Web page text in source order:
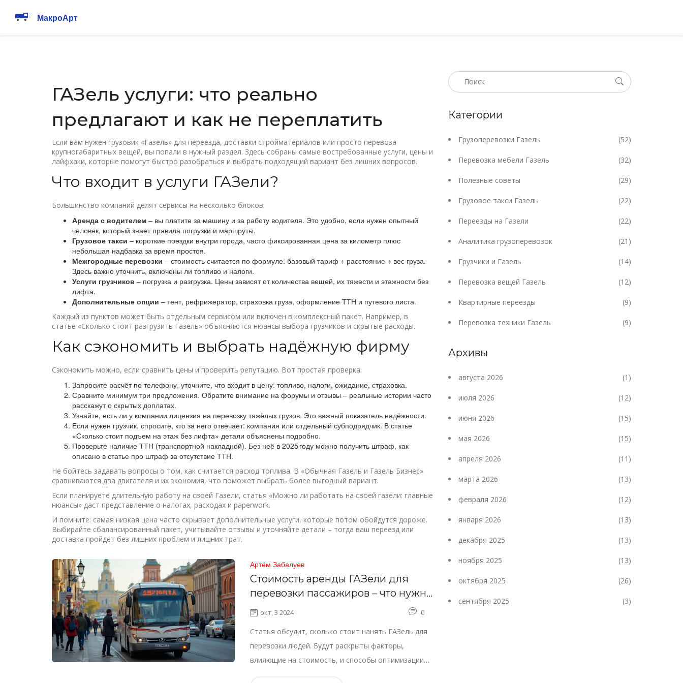
ГАЗель услуги: что реально
предлагают и как не переплатить
Если вам нужен грузовик «Газель» для переезда, доставки стройматериалов или просто перевоза
крупногабаритных вещей, вы попали в нужный раздел. Здесь собраны самые востребованные услуги, цены и
лайфхаки, которые помогут быстро разобраться и выбрать подходящий вариант без лишних вопросов.
Что входит в услуги ГАЗели?
Большинство компаний делят сервисы на несколько блоков:
Аренда с водителем – вы платите за машину и за работу водителя. Это удобно, если нужен опытный
человек, который знает правила погрузки и маршруты.
Грузовое такси – короткие поездки внутри города, часто фиксированная цена за километр плюс
небольшая надбавка за время простоя.
Межгородные перевозки – стоимость считается по формуле: базовый тариф + расстояние + вес груза.
Здесь важно уточнить, включены ли топливо и налоги.
Услуги грузчиков – погрузка и разгрузка. Цены зависят от количества вещей, их тяжести и этажности без
лифта.
Дополнительные опции – тент, рефрижератор, страховка груза, оформление ТТН и путевого листа.
Каждый из пунктов может быть отдельным сервисом или включен в комплексный пакет. Например, в
статье «Сколько стоит разгрузить Газель» объясняются нюансы выбора грузчиков и скрытые расходы.
Как сэкономить и выбрать надёжную фирму
Сэкономить можно, если сравнить цены и проверить репутацию. Вот простая проверка:
Запросите расчёт по телефону, уточните, что входит в цену: топливо, налоги, ожидание, страховка.
Сравните минимум три предложения. Обратите внимание на форумы и отзывы – реальные истории часто
расскажут о скрытых доплатах.
Узнайте, есть ли у компании лицензия на перевозку тяжёлых грузов. Это важный показатель надёжности.
Если нужен грузчик, спросите, кто за него отвечает: компания или отдельный субподрядчик. В статье
«Сколько стоит подъем на этаж без лифта» детали объяснены подробно.
Проверьте наличие ТТН (транспортной накладной). Без неё в 2025 году можно получить штраф, как
описано в статье про штраф за отсутствие ТТН.
Не бойтесь задавать вопросы о том, как считается расход топлива. В «Обычная Газель и Газель Бизнес»
сравниваются два двигателя и их экономия, что поможет выбрать более выгодный вариант.
Если планируете длительную работу на своей Газели, статья «Можно ли работать на своей газели: главные
нюансы» даст представление о налогах, расходах и paperwork.
И помните: самая низкая цена часто скрывает дополнительные услуги, которые потом обойдутся дороже.
Выбирайте сбалансированный пакет, учитывайте отзывы и уточняйте детали – тогда ваш переезд или
доставка пройдёт без лишних проблем и лишних трат.
Артём Забалуев
Стоимость аренды ГАЗели для
перевозки пассажиров – что нужно
знать
окт, 3 2024 0
Статья обсудит, сколько стоит нанять ГАЗель для
перевозки людей. Будут раскрыты факторы,
влияющие на стоимость, и способы оптимизации
Категории
Грузоперевозки Газель (52)
Перевозка мебели Газель (32)
Полезные советы (29)
Грузовое такси Газель (22)
Переезды на Газели (22)
Аналитика грузоперевозок (21)
Грузчики и Газель (14)
Перевозка вещей Газель (12)
Квартирные переезды (9)
Перевозка техники Газель (9)
Архивы
августа 2026 (1)
июля 2026 (12)
июня 2026 (15)
мая 2026 (15)
апреля 2026 (11)
марта 2026 (13)
февраля 2026 (12)
января 2026 (13)
декабря 2025 (13)
ноября 2025 (13)
октября 2025 (26)
сентября 2025 (3)